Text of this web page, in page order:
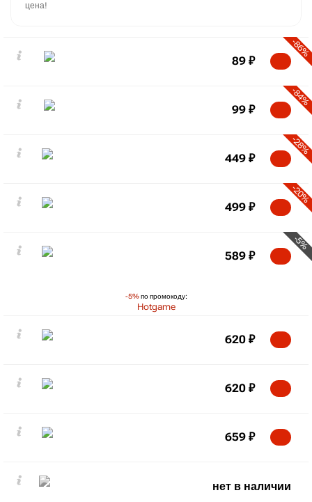
цена!
-86%
89 ₽
-84%
99 ₽
-28%
449 ₽
-20%
499 ₽
-5%по промокоду:
Hotgame
-5%
589 ₽
620 ₽
620 ₽
659 ₽
нет в наличии